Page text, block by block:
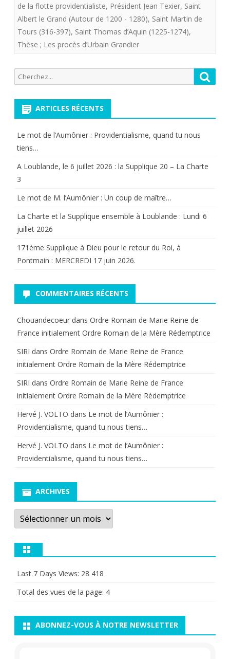
“La
porte
étroite”.
de la flotte providentialiste, Président Jean Texier, Saint
Albert le Grand (Autour de 1200 - 1280), Saint Martin de
Tours (316-397), Saint Thomas d’Aquin (1225-1274),
Thèse ; Les procès d’Urbain Grandier
Recherche
pour:
ARTICLES RÉCENTS
Le mot de l’Aumônier : Providentialisme, quand tu nous
tiens…
A Loublande, le 6 juillet 2026 : la Supplique 20 – La Charte
3
Le mot de M. l’Aumônier : Un coup de maître…
La Charte et la Supplique ensemble à Loublande : Lundi 6
juillet 2026
171ème Supplique à Dieu pour le retour du Roi, à
Pontmain : MERCREDI 17 juin 2026.
COMMENTAIRES RÉCENTS
Chouandecoeur dans Ordre Romain de Marie Reine de
France initialement Ordre Romain de la Mère Rédemptrice
SIRI dans Ordre Romain de Marie Reine de France
initialement Ordre Romain de la Mère Rédemptrice
SIRI dans Ordre Romain de Marie Reine de France
initialement Ordre Romain de la Mère Rédemptrice
Hervé J. VOLTO dans Le mot de l’Aumônier :
Providentialisme, quand tu nous tiens…
Hervé J. VOLTO dans Le mot de l’Aumônier :
Providentialisme, quand tu nous tiens…
ARCHIVES
Archives
Last 7 Days Views: 28 418
Total des vues de la page: 4
ABONNEZ-VOUS À NOTRE NEWSLETTER